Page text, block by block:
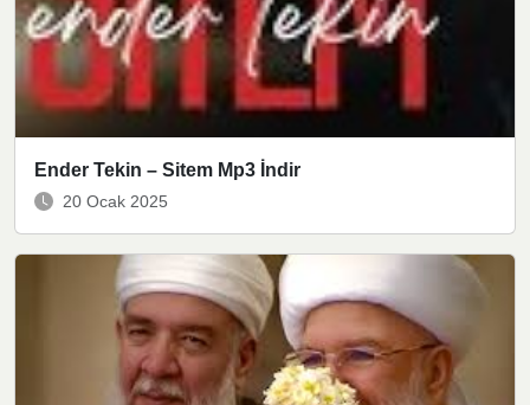
Ender Tekin – Sitem Mp3 İndir
20 Ocak 2025